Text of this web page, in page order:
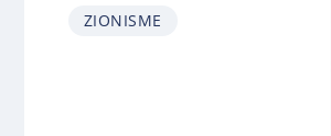
ZIONISME